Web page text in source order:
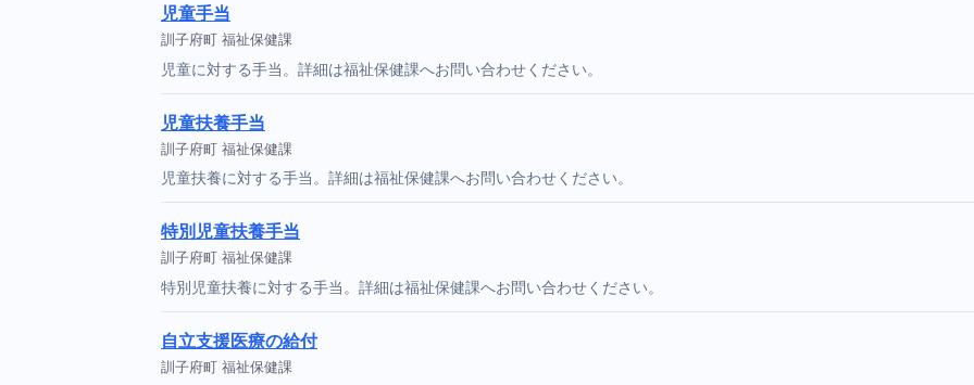
児童手当
訓子府町 福祉保健課
児童に対する手当。詳細は福祉保健課へお問い合わせください。
児童扶養手当
訓子府町 福祉保健課
児童扶養に対する手当。詳細は福祉保健課へお問い合わせください。
特別児童扶養手当
訓子府町 福祉保健課
特別児童扶養に対する手当。詳細は福祉保健課へお問い合わせください。
自立支援医療の給付
訓子府町 福祉保健課